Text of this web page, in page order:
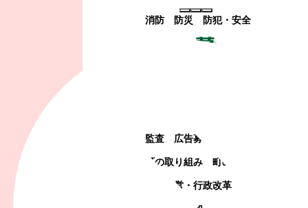
消防 防災 防犯・安全
監査 広告募集
町の取り組み
町の概要
町政運営・行政改革